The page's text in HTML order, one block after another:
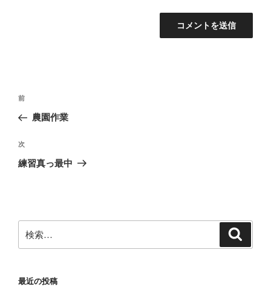
投
ナ
ビ
ゲ
ン
前
の
稿
前
農園作業
次
の
次
練習真っ最中
索:
最近の投稿